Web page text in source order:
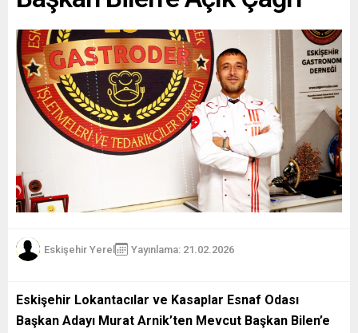
Eskişehir Yerel Yayınlama: 21.02.2026
Eskişehir Lokantacılar ve Kasaplar Esnaf Odası
Başkan Adayı Murat Arnik’ten Mevcut Başkan Bilen’e